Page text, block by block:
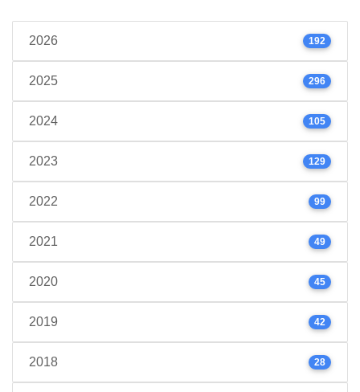
2026 192
2025 296
2024 105
2023 129
2022 99
2021 49
2020 45
2019 42
2018 28